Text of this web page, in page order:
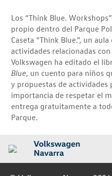
Los “Think Blue.
propio dentro del Parque
Caseta “Think Blue.”, un
actividades relacionadas
Volkswagen ha editado el
Blue, un cuento para niños
y propuestas de actividades
importancia de respetar el
entrega gratuitamente a
Parque.